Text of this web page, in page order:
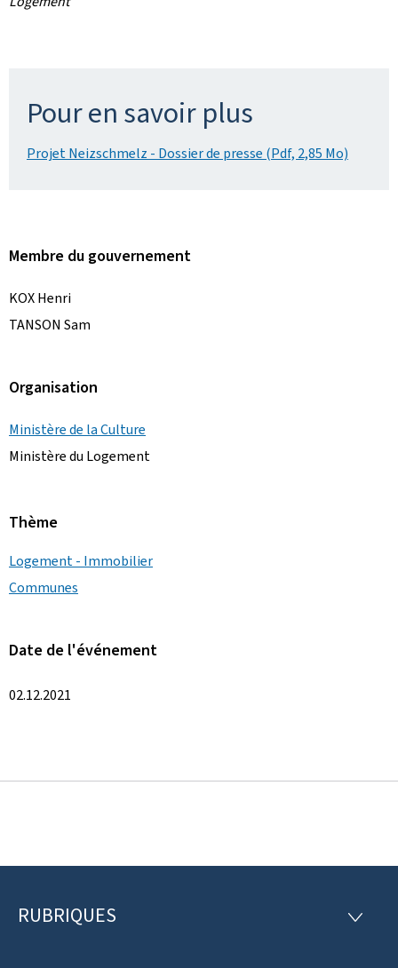
Pour en savoir plus
Projet Neizschmelz - Dossier de presse (Pdf, 2,85 Mo)
Membre du gouvernement
KOX Henri
TANSON Sam
Organisation
Ministère de la Culture
Ministère du Logement
Thème
Logement - Immobilier
Communes
Date de l'événement
02.12.2021
P
RUBRIQUES
R